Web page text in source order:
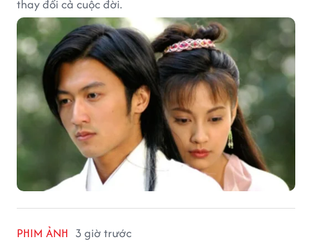
thay đổi cả cuộc đời.
PHIM ẢNH 3 giờ trước